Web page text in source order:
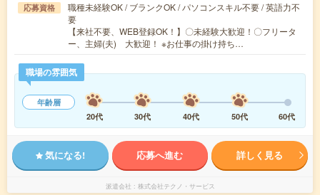
応募資格
職種未経験OK / ブランクOK / パソコンスキル不要 / 英語力不
要
【来社不要、WEB登録OK！】〇未経験大歓迎！〇フリータ
ー、主婦(夫) 大歓迎！ ※お仕事の掛け持ち…
職場の雰囲気
年齢層
20代
30代 40代 50代 60代
気になる! 応募へ進む 詳しく見る
派遣会社 株式会社テクノ・サービス